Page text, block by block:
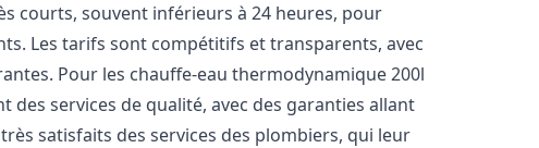
courts, souvent inférieurs à 24 heures, pour
Les tarifs sont compétitifs et transparents, avec
Pour les chauffe-eau thermodynamique 200l
des services de qualité, avec des garanties allant
satisfaits des services des plombiers, qui leur